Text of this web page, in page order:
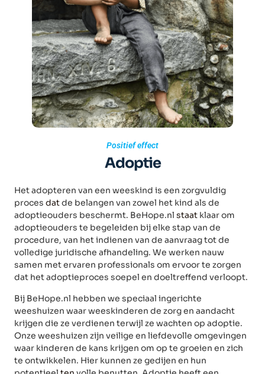
Positief effect
Adoptie
Het adopteren van een weeskind is een zorgvuldig
proces datde belangen van zowel het kind als de
adoptieouders beschermt. BeHope.nl staat klaar om
adoptieouders te begeleiden bij elke stap van de
procedure, van het indienen van de aanvraag tot de
volledige juridische afhandeling. We werken nauw
samen met ervaren professionals om ervoor te zorgen
dat het adoptieproces soepel en doeltreffend verloopt.
Bij BeHope.nl hebben we speciaal ingerichte
weeshuizen waar weeskinderen de zorg en aandacht
krijgen die ze verdienen terwijl ze wachten op adoptie.
Onze weeshuizen zijn veilige en liefdevolle omgevingen
waar kinderen de kans krijgen om op te groeien en zich
te ontwikkelen. Hier kunnen ze gedijen en hun